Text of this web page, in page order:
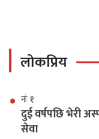
लोकप्रिय
नंः १
दुई वर्षपछि भेरी
सेवा